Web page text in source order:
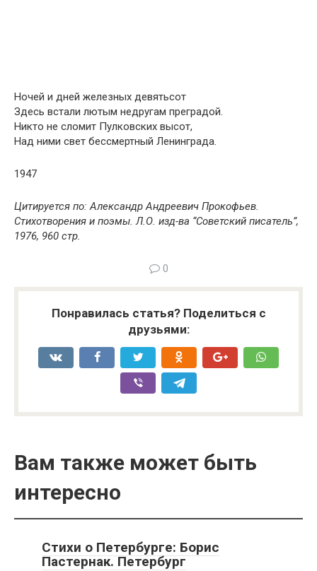
Ночей и дней железных девятьсот
Здесь встали лютым недругам преградой.
Никто не сломит Пулковских высот,
Над ними свет бессмертный Ленинграда.
1947
Цитируется по: Александр Андреевич Прокофьев.
Стихотворения и поэмы. Л.О. изд-ва “Советский писатель”,
1976, 960 стр.
0
Понравилась статья? Поделиться с
друзьями:
Вам также может быть
интересно
Стихи о Петербурге: Борис
Пастернак. Петербург